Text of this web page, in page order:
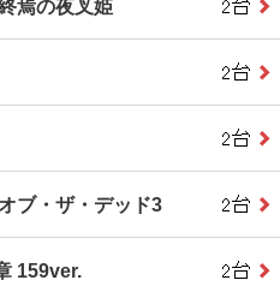
焉の夜叉姫
ブ・ザ・デッド3
159ver.